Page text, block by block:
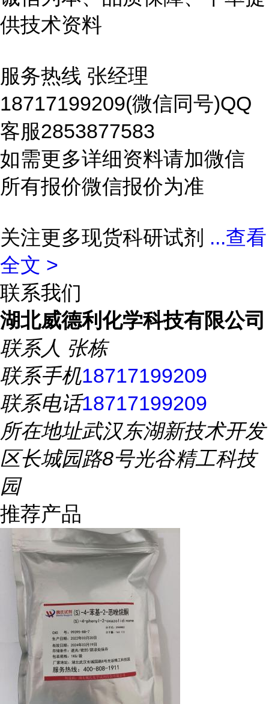
供技术资料
服务热线 张经理
18717199209(微信同号)QQ
客服2853877583
如需更多详细资料请加微信
所有报价微信报价为准
关注更多现货科研试剂 ...查看
全文 >
联系我们
湖北威德利化学科技有限公司
联系人 张栋
联系手机18717199209
联系电话18717199209
所在地址武汉东湖新技术开发
区长城园路8号光谷精工科技
园
推荐产品